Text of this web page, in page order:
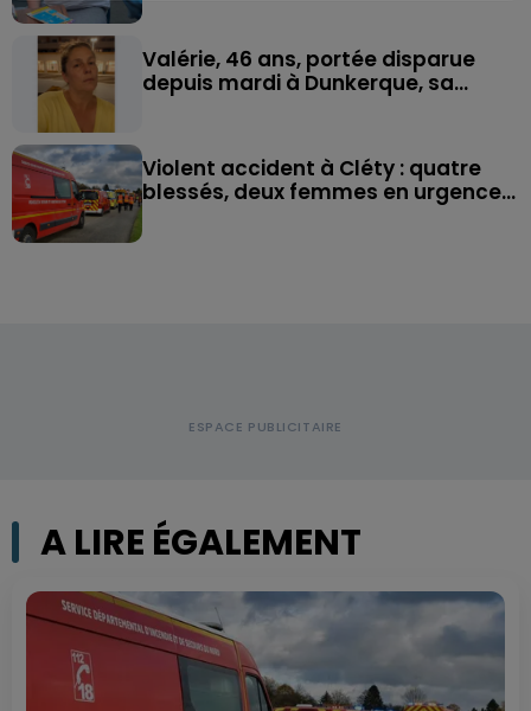
Valérie, 46 ans, portée disparue
depuis mardi à Dunkerque, sa...
Violent accident à Cléty : quatre
blessés, deux femmes en urgence...
A LIRE ÉGALEMENT